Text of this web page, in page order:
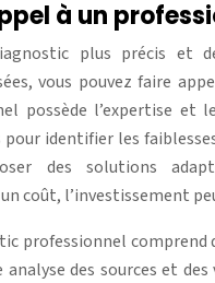
à un
plus précis et
vous pouvez faire
possède l’expertise et
pour identifier les
des solutions
coût, l’investissement
professionnel comprend
analyse des sources et